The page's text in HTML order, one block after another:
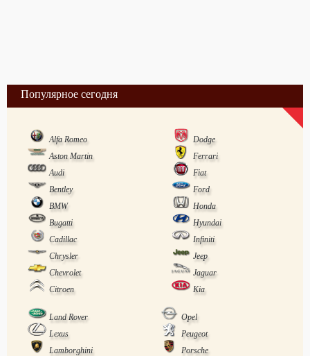
Популярное сегодня
Alfa Romeo
Dodge
Aston Martin
Ferrari
Audi
Fiat
Bentley
Ford
BMW
Honda
Bugatti
Hyundai
Cadillac
Infiniti
Chrysler
Jeep
Chevrolet
Jaguar
Citroen
Kia
Land Rover
Opel
Lexus
Peugeot
Lamborghini
Porsche